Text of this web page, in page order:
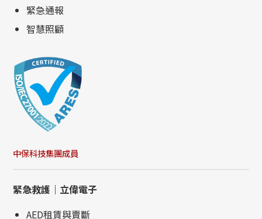
緊急通報
智慧照顧
中保科技集團成員
緊急救護｜立偉電子
AED租賃與賣斷